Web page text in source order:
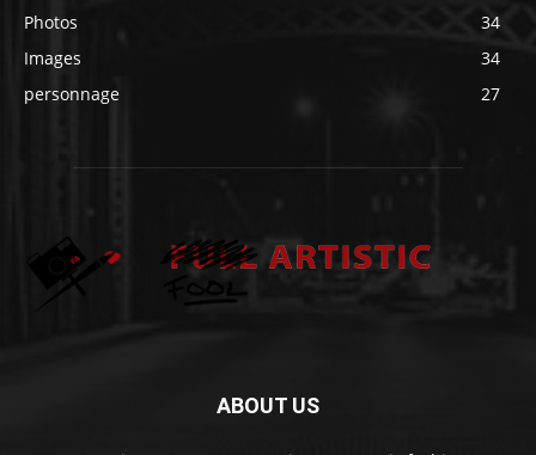
Photos
34
Images
34
personnage
27
ABOUT US